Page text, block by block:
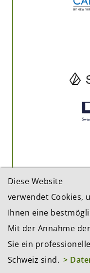
Diese Website
verwendet Cookies,
Ihnen eine
Mit der Annahme
Sie ein
Schweiz sind. >